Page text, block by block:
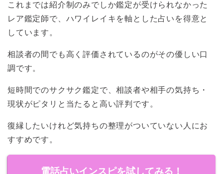
これまでは紹介制のみでしか鑑定が受けられなかった
レア鑑定師で、ハワイレイキを軸とした占いを得意と
しています。
相談者の間でも高く評価されているのがその優しい口
調です。
短時間でのサクサク鑑定で、相談者や相手の気持ち・
現状がピタリと当たると高い評判です。
復縁したいけれど気持ちの整理がついていない人にお
すすめです。
電話占いインスピを試してみる！